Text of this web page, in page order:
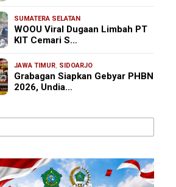
SUMATERA SELATAN
WOOU Viral Dugaan Limbah PT
KIT Cemari S…
JAWA TIMUR, SIDOARJO
Grabagan Siapkan Gebyar PHBN
2026, Undia…